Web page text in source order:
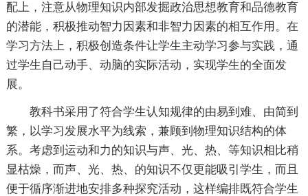
配上，注意从物理知识内部发掘政治思想教育和品德教育
的潜能，积极推动智力因素和非智力因素的相互作用。在
学习方法上，积极创造条件让学生主动学习参与实践，通
过学生自己动手、动脑的实际活动，实现学生的全面发
展。
教科书采用了符合学生认知规律的由易到难、由简到
繁，以学习发展水平为线索，兼顾到物理知识结构的体
系。考虑到运动和力的知识与声、光、热、等知识相比稍
显枯燥，而声、光、热、的知识不仅更能吸引学生，而且
便于循序渐进地安排多种探究活动，这样编排既符合学生